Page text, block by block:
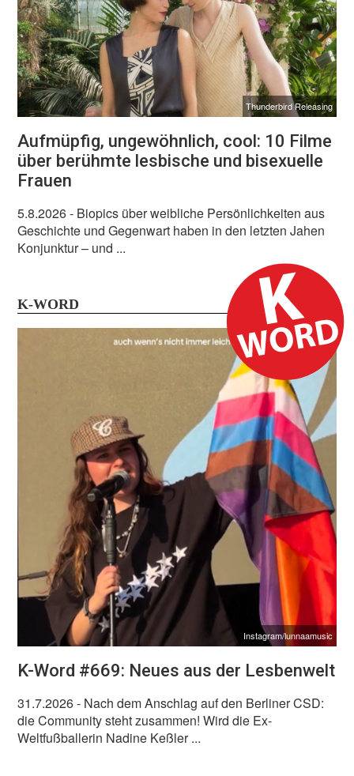
Thunderbird Releasing
Aufmüpfig, ungewöhnlich, cool: 10 Filme
über berühmte lesbische und bisexuelle
Frauen
5.8.2026- Biopics über weibliche Persönlichkeiten aus
Geschichte und Gegenwart haben in den letzten Jahen
Konjunktur – und ...
K-WORD
Instagram/lunnaamusic
K-Word #669: Neues aus der Lesbenwelt
31.7.2026- Nach dem Anschlag auf den Berliner CSD:
die Community steht zusammen! Wird die Ex-
Weltfußballerin Nadine Keßler ...